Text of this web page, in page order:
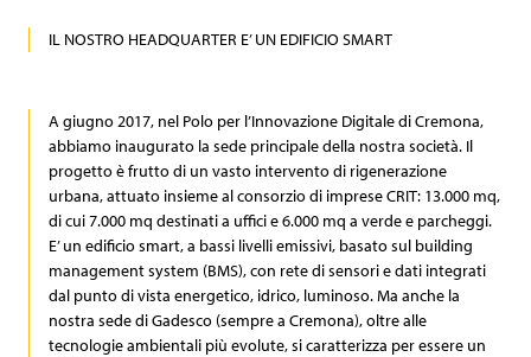
IL NOSTRO HEADQUARTER E’ UN EDIFICIO SMART
A giugno 2017, nel Polo per l’Innovazione Digitale di Cremona,
abbiamo inaugurato la sede principale della nostra società. Il
progetto è frutto di un vasto intervento di rigenerazione
urbana, attuato insieme al consorzio di imprese CRIT: 13.000 mq,
di cui 7.000 mq destinati a uffici e 6.000 mq a verde e parcheggi.
E’ un edificio smart, a bassi livelli emissivi, basato sul building
management system (BMS), con rete di sensori e dati integrati
dal punto di vista energetico, idrico, luminoso. Ma anche la
nostra sede di Gadesco (sempre a Cremona), oltre alle
tecnologie ambientali più evolute, si caratterizza per essere un